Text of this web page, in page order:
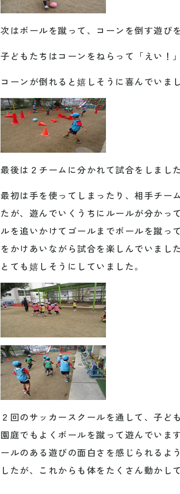
次はボールを蹴って、コーンを倒す遊び
子どもたちはコーンをねらって「えい！
コーンが倒れると嬉しそうに喜んでいまし
最後は２チームに分かれて試合をしました
最初は手を使ってしまったり、相手チー
たが、遊んでいくうちにルールが分かっ
ルを追いかけてゴールまでボールを蹴っ
をかけあいながら試合を楽しんでいまし
とても嬉しそうにしていました。
２回のサッカースクールを通して、子
園庭でもよくボールを蹴って遊んでいま
ールのある遊びの面白さを感じられるよ
したが、これからも体をたくさん動かし